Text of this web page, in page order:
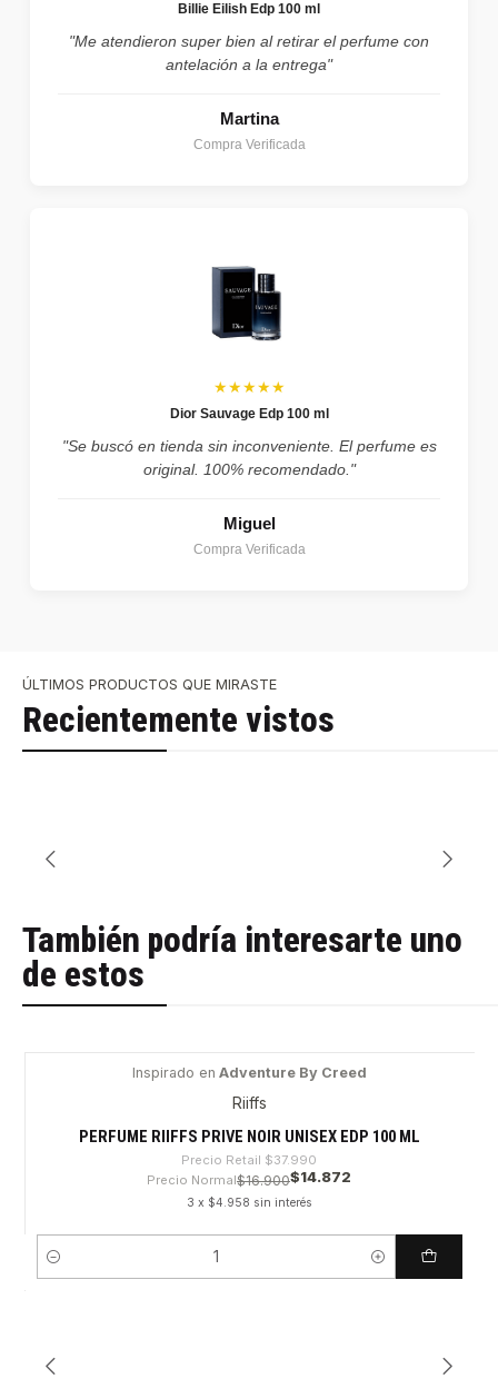
Billie Eilish Edp 100 ml
"Me atendieron super bien al retirar el perfume con
antelación a la entrega"
Martina
Compra Verificada
★★★★★
Dior Sauvage Edp 100 ml
"Se buscó en tienda sin inconveniente. El perfume es
original. 100% recomendado."
Miguel
Compra Verificada
ÚLTIMOS PRODUCTOS QUE MIRASTE
Recientemente vistos
También podría interesarte uno
de estos
Inspirado en Adventure By Creed
Riiffs
PERFUME RIIFFS PRIVE NOIR UNISEX EDP 100 ML
Precio Retail $37.990
Precio Normal$16.900$14.872
3 x $4.958 sin interés
Cantidad